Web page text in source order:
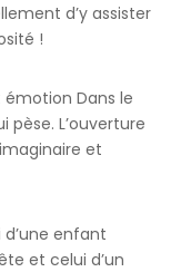
d’y assister
!
Dans le
pèse. L’ouverture
et
enfant
et celui d’un